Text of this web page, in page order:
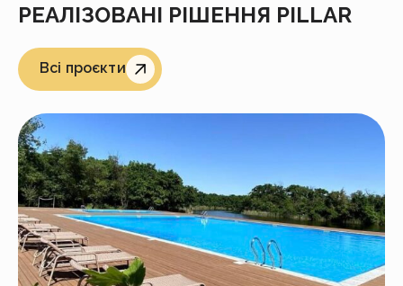
РЕАЛІЗОВАНІ РІШЕННЯ PILLAR
Всі проєкти